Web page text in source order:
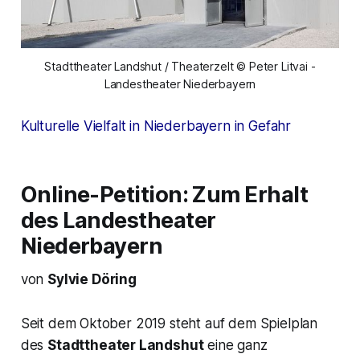
Stadttheater Landshut / Theaterzelt © Peter Litvai -
Landestheater Niederbayern
Kulturelle Vielfalt in Niederbayern in Gefahr
Online-Petition: Zum Erhalt
des Landestheater
Niederbayern
von Sylvie Döring
Seit dem Oktober 2019 steht auf dem Spielplan
des Stadttheater Landshuteine ganz